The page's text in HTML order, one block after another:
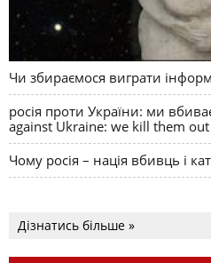
Чи збираємося виграти
росія проти України: ми
against Ukraine: we kill them
Чому росія – нація вбивць і
Дізнатись більше »